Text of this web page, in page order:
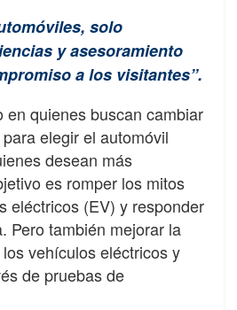
solo
y asesoramiento
a los visitantes”.
en quienes buscan cambiar
elegir el automóvil
desean más
es romper los mitos
eléctricos (EV) y responder
Pero también mejorar la
vehículos eléctricos y
de pruebas de